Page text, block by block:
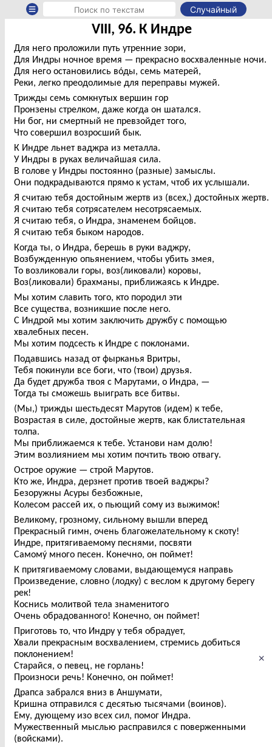
Случайный
×
VIII, 96. К Индре
Для него проложили путь утренние зори,
Для Индры ночное время — прекрасно восхваленные ночи.
Для него остановились вóды, семь матерей,
Реки, легко преодолимые для переправы мужей.
Трижды семь сомкнутых вершин гор
Пронзены стрелком, даже когда он шатался.
Ни бог, ни смертный не превзойдет того,
Что совершил возросший бык.
К Индре льнет ваджра из металла.
У Индры в руках величайшая сила.
В голове у Индры постоянно (разные) замыслы.
Они подкрадываются прямо к устам, чтоб их услышали.
Я считаю тебя достойным жертв из (всех,) достойных жертв.
Я считаю тебя сотрясателем несотрясаемых.
Я считаю тебя, о Индра, знаменем бойцов.
Я считаю тебя быком народов.
Когда ты, о Индра, берешь в руки ваджру,
Возбужденную опьянением, чтобы убить змея,
То возликовали горы, воз(ликовали) коровы,
Воз(ликовали) брахманы, приближаясь к Индре.
Мы хотим славить того, кто породил эти
Все существа, возникшие после него.
С Индрой мы хотим заключить дружбу с помощью
хвалебных песен.
Мы хотим подсесть к Индре с поклонами.
Подавшись назад от фырканья Вритры,
Тебя покинули все боги, что (твои) друзья.
Да будет дружба твоя с Марутами, о Индра, —
Тогда ты сможешь выиграть все битвы.
(Мы,) трижды шестьдесят Марутов (идем) к тебе,
Возрастая в силе, достойные жертв, как блистательная
толпа.
Мы приближаемся к тебе. Установи нам долю!
Этим возлиянием мы хотим почтить твою отвагу.
Острое оружие — строй Марутов.
Кто же, Индра, дерзнет против твоей ваджры?
Безоружны Асуры безбожные,
Колесом рассей их, о пьющий сому из выжимок!
Великому, грозному, сильному вышли вперед
Прекрасный гимн, очень благожелательному к скоту!
Индре, притягиваемому песнями, посвяти
Самомý много песен. Конечно, он поймет!
К притягиваемому словами, выдающемуся направь
Произведение, словно (лодку) с веслом к другому берегу
рек!
Коснись молитвой тела знаменитого
Очень обрадованного! Конечно, он поймет!
Приготовь то, что Индру у тебя обрадует,
Хвали прекрасным восхвалением, стремись добиться
поклонением!
Старайся, о певец, не горлань!
Произноси речь! Конечно, он поймет!
Драпса забрался вниз в Аншумати,
Кришна отправился с десятью тысячами (воинов).
Ему, дующему изо всех сил, помог Индра.
Мужественный мыслью расправился с поверженными
(войсками).